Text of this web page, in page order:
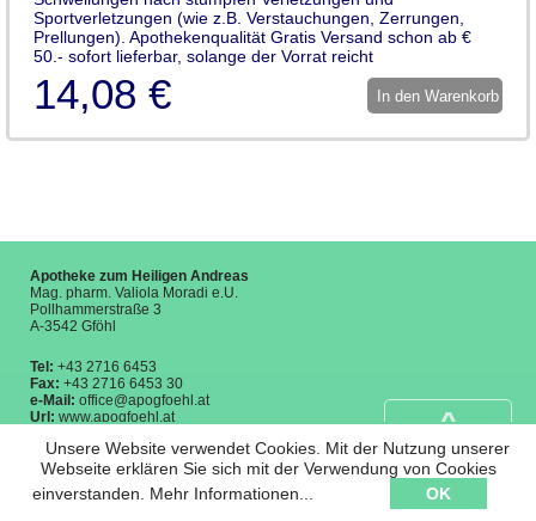
Sportverletzungen (wie z.B. Verstauchungen, Zerrungen,
Prellungen). Apothekenqualität Gratis Versand schon ab €
50.- sofort lieferbar, solange der Vorrat reicht
14,08 € In den Warenkorb
Apotheke zum Heiligen Andreas
Mag. pharm. Valiola Moradi e.U.
Pollhammerstraße 3
A-3542 Gföhl
Tel: +43 2716 6453
Fax: +43 2716 6453 30
e-Mail: office@apogfoehl.at
Url: www.apogfoehl.at
Öffnungszeiten:
Montag bis Freitag:
8:00-12:00 und 14:00-18:00
^
back to top
Unsere Website verwendet Cookies. Mit der Nutzung unserer
Webseite erklären Sie sich mit der Verwendung von Cookies
einverstanden. Mehr Informationen... OK